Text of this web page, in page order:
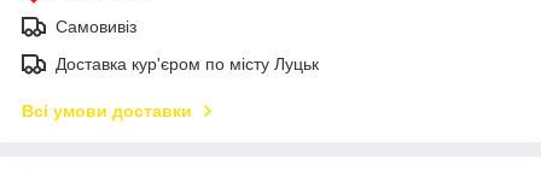
Самовивіз
Доставка кур'єром по місту Луцьк
Всі умови доставки